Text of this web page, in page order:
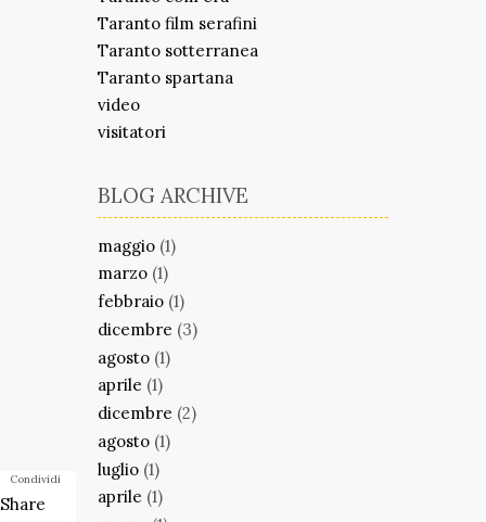
Taranto film serafini
Taranto sotterranea
Taranto spartana
video
visitatori
BLOG ARCHIVE
maggio (1)
marzo (1)
febbraio (1)
dicembre (3)
agosto (1)
aprile (1)
dicembre (2)
agosto (1)
luglio (1)
aprile (1)
Condividi
Share